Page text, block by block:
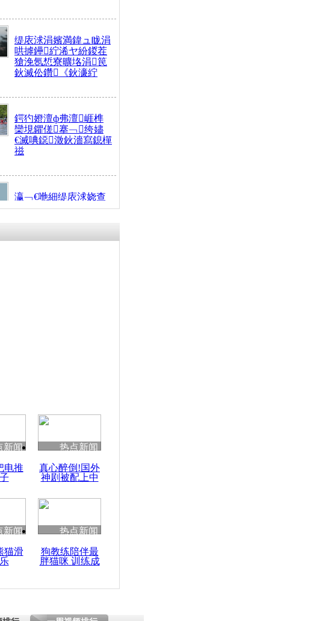
缇庡浗涓嬪満鍏ュ眬涓
哄摢鑸紵浠ヤ紛鍐茬
獊浼氬惁寮曠垎涓笢
鈥滅伀鑽《鈥濓紵
鍔犳嬁澶ф弗澶崕榫
欒垷鑺傞搴﹁绔嬧
€滅唺鐚澂鈥濇寫鎴樿
禌
瀛﹁€咃細缇庡浗娆查
€间笢鍗椾簹涓庝腑鍥
熷悎浣� 涓ㄥ浗闄呰
新闻
电推
热点新闻
真心醉倒!国外
神剧被配上中
新闻
猫滑
热点新闻
狗教练陪伴最
胖猫咪 训练成